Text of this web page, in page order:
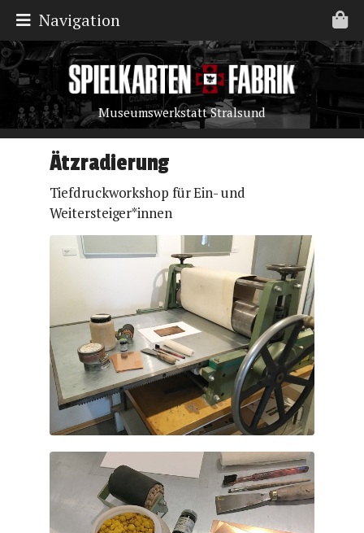
Museumswerkstatt Stralsund
Navigation
Ätzradierung
Tiefdruckworkshop für Ein- und
Weitersteiger*innen